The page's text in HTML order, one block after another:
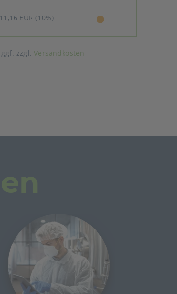
11,16 EUR (10%)
ggf. zzgl. Versandkosten